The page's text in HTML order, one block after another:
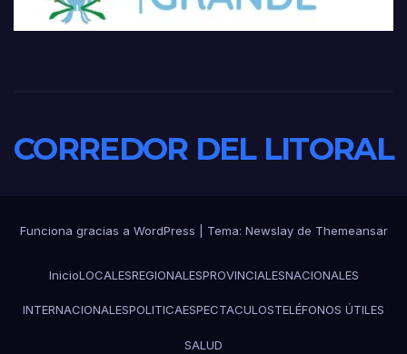
CORREDOR DEL LITORAL
Funciona gracias a WordPress Tema: Newslayde Themeansar
InicioLOCALESREGIONALESPROVINCIALESNACIONALES
INTERNACIONALESPOLITICAESPECTACULOSTELÉFONOS ÚTILES
SALUD